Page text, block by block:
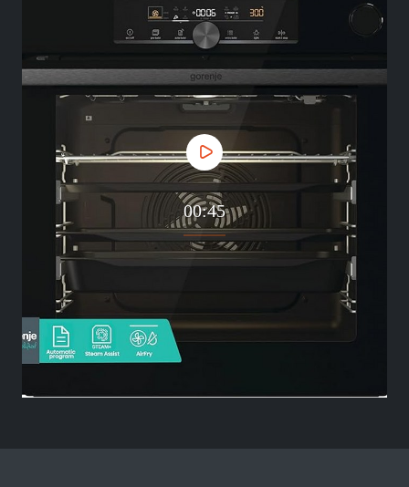
00:45